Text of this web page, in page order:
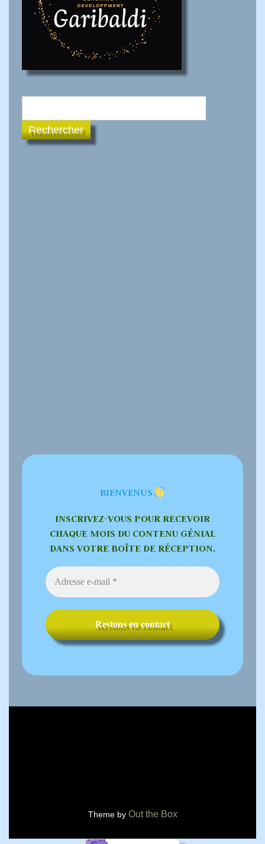
Rechercher
BIENVENUS
INSCRIVEZ-VOUS POUR RECEVOIR
CHAQUE MOIS DU CONTENU GÉNIAL
DANS VOTRE BOÎTE DE RÉCEPTION.
Theme by Out the Box